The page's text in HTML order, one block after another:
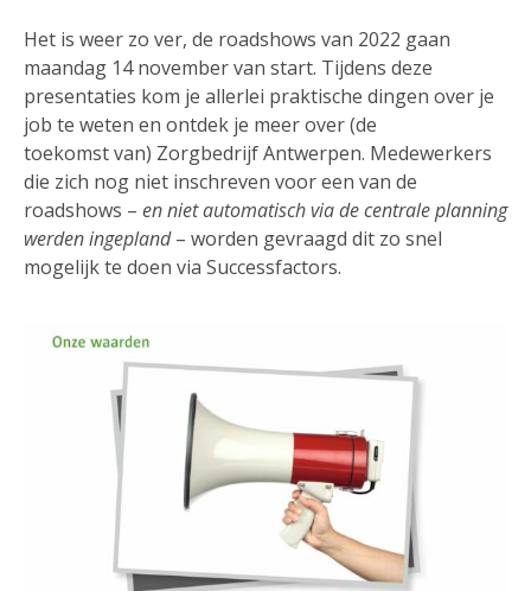
Het is weer zo ver, de roadshows van 2022 gaan
maandag 14 november van start. Tijdens deze
presentaties kom je allerlei praktische dingen over je
job te weten en ontdek je meer over (de
toekomst van) Zorgbedrijf Antwerpen. Medewerkers
die zich nog niet inschreven voor een van de
roadshows – en niet automatisch via de centrale planning
werden ingepland– worden gevraagd dit zo snel
mogelijk te doen via Successfactors.